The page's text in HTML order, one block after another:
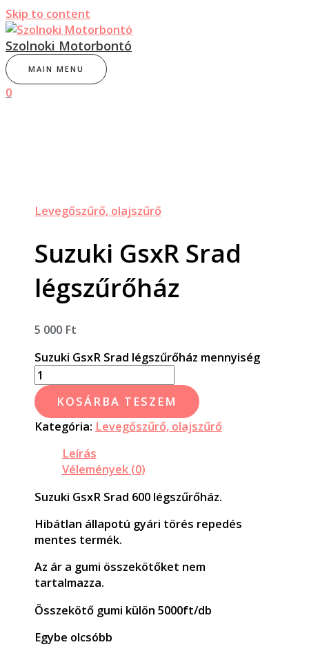
Skip to content
Szolnoki Motorbontó
MAIN MENU
0
Levegőszűrő, olajszűrő
Suzuki GsxR Srad
légszűrőház
5 000 Ft
Suzuki GsxR Srad légszűrőház mennyiség
KOSÁRBA TESZEM
Kategória: Levegőszűrő, olajszűrő
Leírás
Vélemények (0)
Suzuki GsxR Srad 600 légszűrőház.
Hibátlan állapotú gyári törés repedés
mentes termék.
Az ár a gumi összekötőket nem
tartalmazza.
Összekötő gumi külön 5000ft/db
Egybe olcsóbb